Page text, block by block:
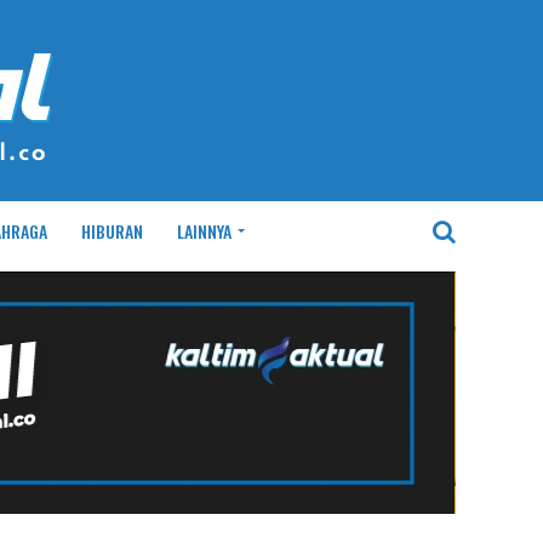
HIBURAN LAINNYA